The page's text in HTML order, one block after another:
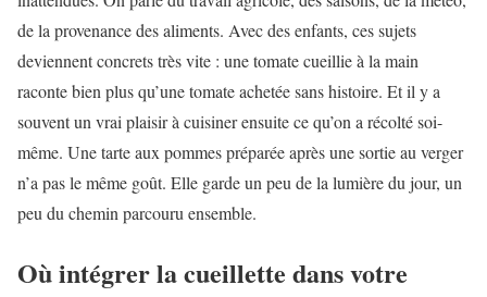
de la provenance des aliments. Avec des enfants, ces sujets
deviennent concrets très vite : une tomate cueillie à la main
raconte bien plus qu’une tomate achetée sans histoire. Et il y a
souvent un vrai plaisir à cuisiner ensuite ce qu’on a récolté soi-
même. Une tarte aux pommes préparée après une sortie au verger
n’a pas le même goût. Elle garde un peu de la lumière du jour, un
peu du chemin parcouru ensemble.
Où intégrer la cueillette dans votre